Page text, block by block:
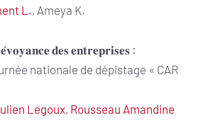
L., Ameya K.
𝐝𝐞𝐬 𝐞𝐧𝐭𝐫𝐞𝐩𝐫𝐢𝐬𝐞𝐬 :
nationale de dépistage « CAR
Legoux, Rousseau Amandine